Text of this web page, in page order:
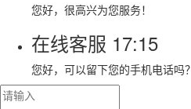
您好，很高兴为您服务！
在线客服 17:15
您好，可以留下您的手机电话吗？